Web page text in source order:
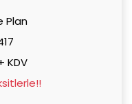
Plan
KDV